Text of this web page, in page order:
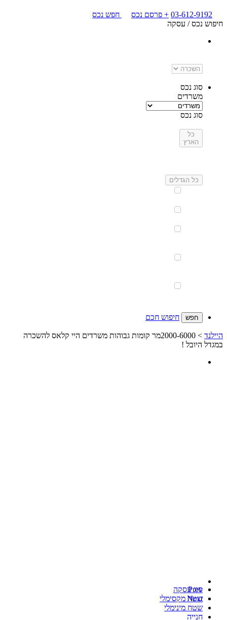
03-612-9192
+ פרסם נכס
חפש נכס
חיפוש נכס / עסקה
סוג נכס
משרדים
סוג נכס
כל
הארץ
כל הגדלים
אין גדלים
חיפוש חכם
היילנד
> 2000-6000מר קומות גבוהות משרדים היי קלאס להשכרה
במגדל היובל !
Prev
Next
סוג עסקה
שטח מקסימלי
שטח מינימלי
חנייה